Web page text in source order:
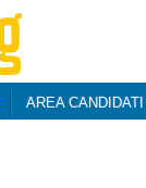
AREA CANDIDATI